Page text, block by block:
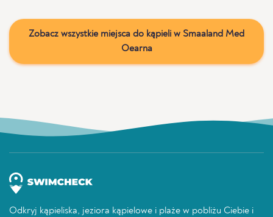
Zobacz wszystkie miejsca do kąpieli w Smaaland Med
Oearna
Odkryj kąpieliska, jeziora kąpielowe i plaże w pobliżu Ciebie i